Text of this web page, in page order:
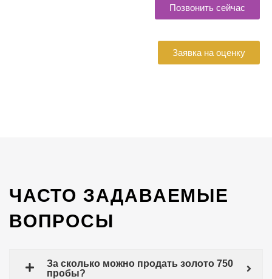
Позвонить сейчас
Заявка на оценку
ЧАСТО ЗАДАВАЕМЫЕ
ВОПРОСЫ
За сколько можно продать золото 750
пробы?